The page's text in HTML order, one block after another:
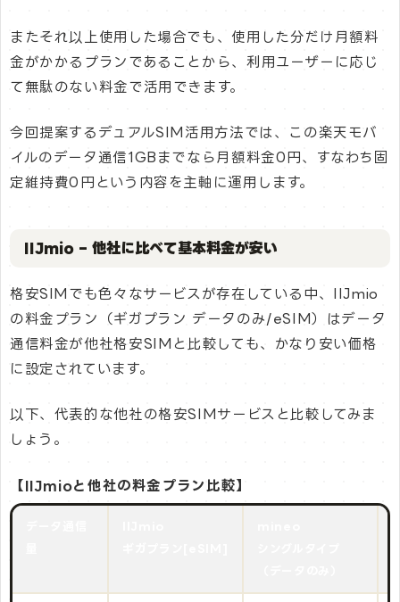
またそれ以上使用した場合でも、使用した分だけ月額料
金がかかるプランであることから、利用ユーザーに応じ
て無駄のない料金で活用できます。
今回提案するデュアルSIM活用方法では、この楽天モバ
イルのデータ通信1GBまでなら月額料金0円、すなわち固
定維持費0円という内容を主軸に運用します。
IIJmio – 他社に比べて基本料金が安い
格安SIMでも色々なサービスが存在している中、IIJmio
の料金プラン（ギガプラン データのみ/eSIM）はデータ
通信料金が他社格安SIMと比較しても、かなり安い価格
に設定されています。
以下、代表的な他社の格安SIMサービスと比較してみま
しょう。
【IIJmioと他社の料金プラン比較】